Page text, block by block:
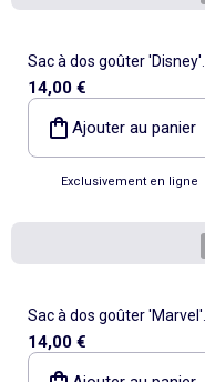
Sac à dos goûter 'Disney'
'Mickey
14,00 €
Ajouter au panier
Exclusivement en ligne
Sac à dos goûter 'Marvel'
'Spiderman'
14,00 €